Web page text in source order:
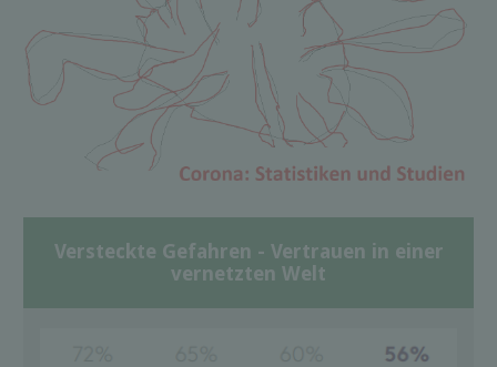
Versteckte Gefahren - Vertrauen in einer
vernetzten Welt